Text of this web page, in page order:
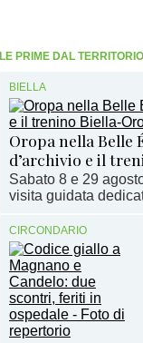
LE PRIME DAL TERRITORIO
BIELLA
Oropa nella Belle
d’archivio e il
Sabato 8 e 29
visita guidata
CIRCONDARIO